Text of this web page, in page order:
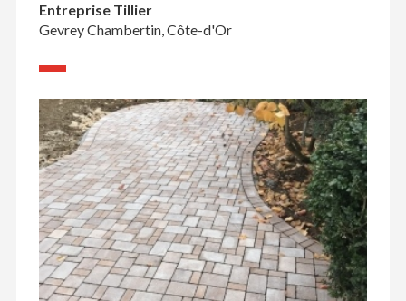
Entreprise Tillier
Gevrey Chambertin, Côte-d'Or